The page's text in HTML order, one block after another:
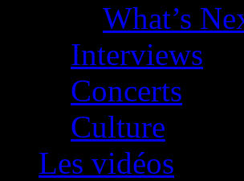
What’s
Interviews
Concerts
Culture
Les vidéos